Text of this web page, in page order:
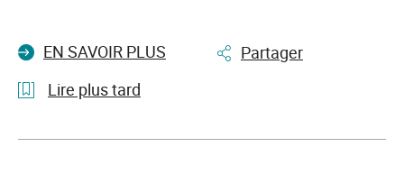
EN SAVOIR PLUS
Partager
Lire plus tard